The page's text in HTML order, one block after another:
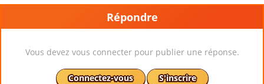
Répondre
Vous devez vous connecter pour publier une réponse.
Connectez-vous S'inscrire